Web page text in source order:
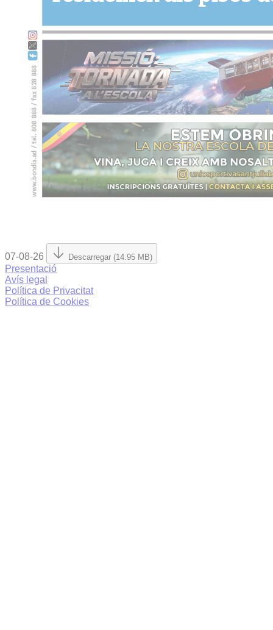
07-08-26 Descarregar (14.95 MB)
Presentació
Avís legal
Política de Privacitat
Política de Cookies